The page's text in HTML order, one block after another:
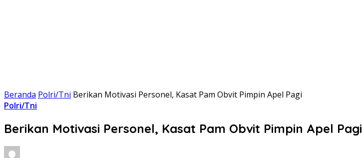
Beranda Polri/Tni Berikan Motivasi Personel, Kasat Pam Obvit Pimpin Apel Pagi
Polri/Tni
Berikan Motivasi Personel, Kasat Pam Obvit Pimpin Apel Pagi